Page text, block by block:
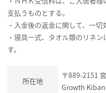
支払うものとする。
・入金後の返金に関して、一切
・寝具一式、タオル類のリネ
す。
所在地
〒889-2151
Growth